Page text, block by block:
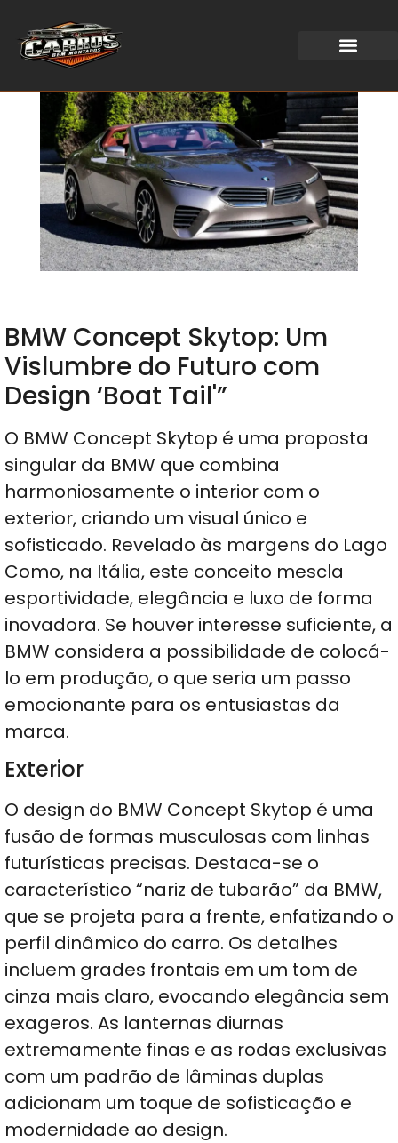
BMW Concept Skytop: Um
Vislumbre do Futuro com
Design ‘Boat Tail'”
O BMW Concept Skytop é uma proposta
singular da BMW que combina
harmoniosamente o interior com o
exterior, criando um visual único e
sofisticado. Revelado às margens do Lago
Como, na Itália, este conceito mescla
esportividade, elegância e luxo de forma
inovadora. Se houver interesse suficiente, a
BMW considera a possibilidade de colocá-
lo em produção, o que seria um passo
emocionante para os entusiastas da
marca.
Exterior
O design do BMW Concept Skytop é uma
fusão de formas musculosas com linhas
futurísticas precisas. Destaca-se o
característico “nariz de tubarão” da BMW,
que se projeta para a frente, enfatizando o
perfil dinâmico do carro. Os detalhes
incluem grades frontais em um tom de
cinza mais claro, evocando elegância sem
exageros. As lanternas diurnas
extremamente finas e as rodas exclusivas
com um padrão de lâminas duplas
adicionam um toque de sofisticação e
modernidade ao design.